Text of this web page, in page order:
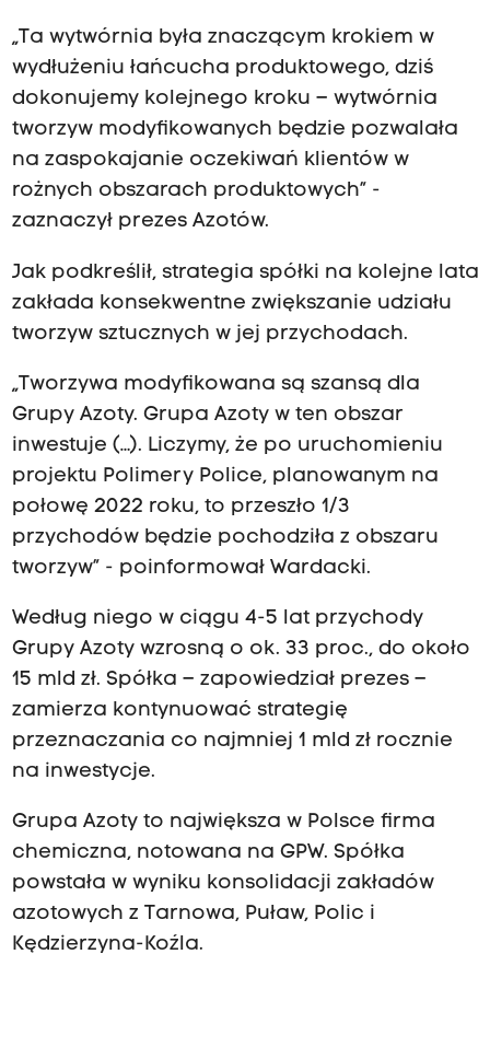
„Ta wytwórnia była znaczącym krokiem w
wydłużeniu łańcucha produktowego, dziś
dokonujemy kolejnego kroku – wytwórnia
tworzyw modyfikowanych będzie pozwalała
na zaspokajanie oczekiwań klientów w
rożnych obszarach produktowych” -
zaznaczył prezes Azotów.
Jak podkreślił, strategia spółki na kolejne lata
zakłada konsekwentne zwiększanie udziału
tworzyw sztucznych w jej przychodach.
„Tworzywa modyfikowana są szansą dla
Grupy Azoty. Grupa Azoty w ten obszar
inwestuje (…). Liczymy, że po uruchomieniu
projektu Polimery Police, planowanym na
połowę 2022 roku, to przeszło 1/3
przychodów będzie pochodziła z obszaru
tworzyw” - poinformował Wardacki.
Według niego w ciągu 4-5 lat przychody
Grupy Azoty wzrosną o ok. 33 proc., do około
15 mld zł. Spółka – zapowiedział prezes –
zamierza kontynuować strategię
przeznaczania co najmniej 1 mld zł rocznie
na inwestycje.
Grupa Azoty to największa w Polsce firma
chemiczna, notowana na GPW. Spółka
powstała w wyniku konsolidacji zakładów
azotowych z Tarnowa, Puław, Polic i
Kędzierzyna-Koźla.